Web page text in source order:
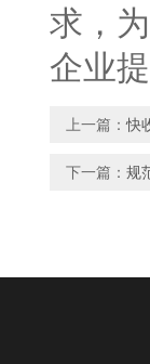
求，
企业
上一篇：快
下一篇： 规